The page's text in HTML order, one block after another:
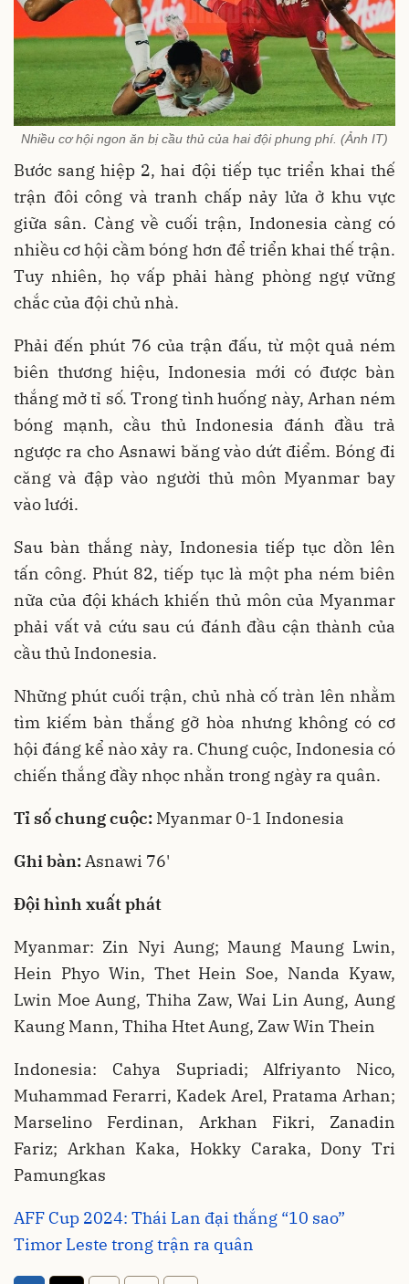
Nhiều cơ hội ngon ăn bị cầu thủ của hai đội phung phí. (Ảnh IT)
Bước sang hiệp 2, hai đội tiếp tục triển khai thế
trận đôi công và tranh chấp nảy lửa ở khu vực
giữa sân. Càng về cuối trận, Indonesia càng có
nhiều cơ hội cầm bóng hơn để triển khai thế trận.
Tuy nhiên, họ vấp phải hàng phòng ngự vững
chắc của đội chủ nhà.
Phải đến phút 76 của trận đấu, từ một quả ném
biên thương hiệu, Indonesia mới có được bàn
thắng mở tỉ số. Trong tình huống này, Arhan ném
bóng mạnh, cầu thủ Indonesia đánh đầu trả
ngược ra cho Asnawi băng vào dứt điểm. Bóng đi
căng và đập vào người thủ môn Myanmar bay
vào lưới.
Sau bàn thắng này, Indonesia tiếp tục dồn lên
tấn công. Phút 82, tiếp tục là một pha ném biên
nữa của đội khách khiến thủ môn của Myanmar
phải vất vả cứu sau cú đánh đầu cận thành của
cầu thủ Indonesia.
Những phút cuối trận, chủ nhà cố tràn lên nhằm
tìm kiếm bàn thắng gỡ hòa nhưng không có cơ
hội đáng kể nào xảy ra. Chung cuộc, Indonesia có
chiến thắng đầy nhọc nhằn trong ngày ra quân.
Tỉ số chung cuộc: Myanmar 0-1 Indonesia
Ghi bàn:Asnawi 76'
Đội hình xuất phát
Myanmar: Zin Nyi Aung; Maung Maung Lwin,
Hein Phyo Win, Thet Hein Soe, Nanda Kyaw,
Lwin Moe Aung, Thiha Zaw, Wai Lin Aung, Aung
Kaung Mann, Thiha Htet Aung, Zaw Win Thein
Indonesia: Cahya Supriadi; Alfriyanto Nico,
Muhammad Ferarri, Kadek Arel, Pratama Arhan;
Marselino Ferdinan, Arkhan Fikri, Zanadin
Fariz; Arkhan Kaka, Hokky Caraka, Dony Tri
Pamungkas
AFF Cup 2024: Thái Lan đại thắng “10 sao”
Timor Leste trong trận ra quân